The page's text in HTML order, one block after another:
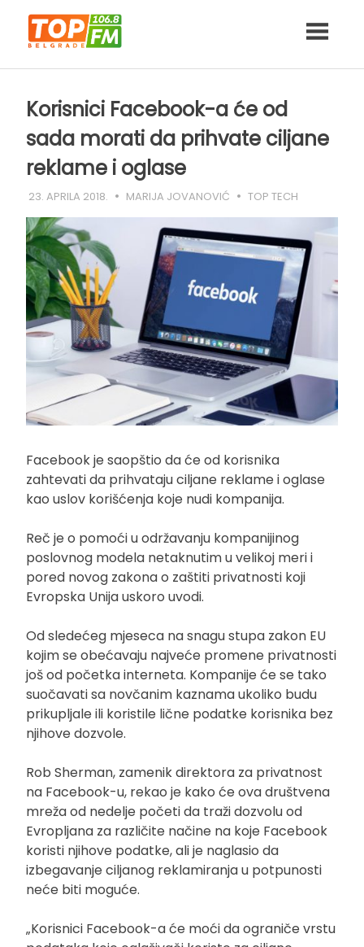
content
Korisnici Facebook-a će od
sada morati da prihvate ciljane
reklame i oglase
23. APRILA 2018. MARIJA JOVANOVIĆ TOP TECH
Facebook je saopštio da će od korisnika
zahtevati da prihvataju ciljane reklame i oglase
kao uslov korišćenja koje nudi kompanija.
Reč je o pomoći u održavanju kompanijinog
poslovnog modela netaknutim u velikoj meri i
pored novog zakona o zaštiti privatnosti koji
Evropska Unija uskoro uvodi.
Od sledećeg mjeseca na snagu stupa zakon EU
kojim se obećavaju najveće promene privatnosti
još od početka interneta. Kompanije će se tako
suočavati sa novčanim kaznama ukoliko budu
prikupljale ili koristile lične podatke korisnika bez
njihove dozvole.
Rob Sherman, zamenik direktora za privatnost
na Facebook-u, rekao je kako će ova društvena
mreža od nedelje početi da traži dozvolu od
Evropljana za različite načine na koje Facebook
koristi njihove podatke, ali je naglasio da
izbegavanje ciljanog reklamiranja u potpunosti
neće biti moguće.
„Korisnici Facebook-a će moći da ograniče vrstu